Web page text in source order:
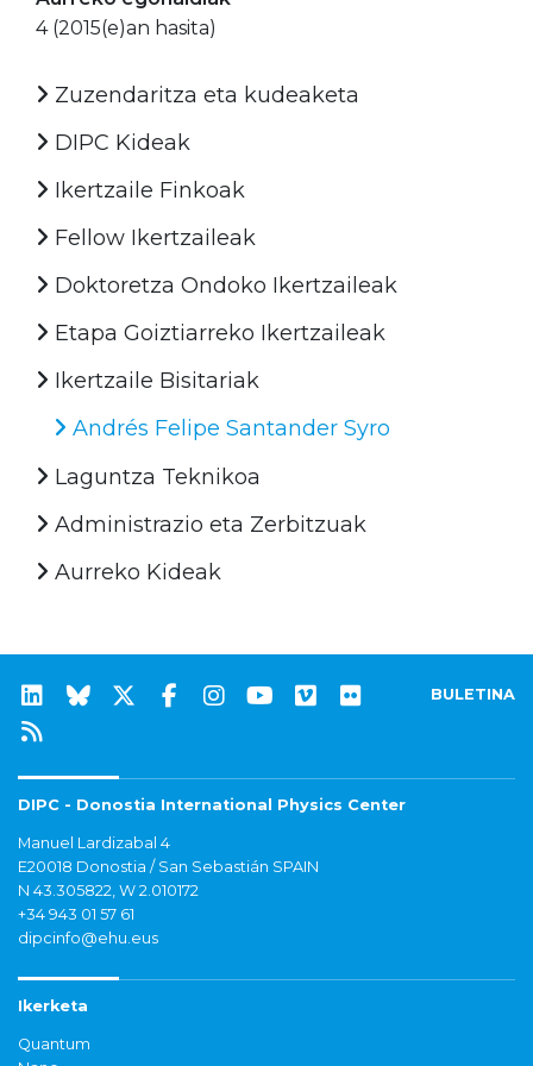
4 (2015(e)an hasita)
Zuzendaritza eta kudeaketa
DIPC Kideak
Ikertzaile Finkoak
Fellow Ikertzaileak
Doktoretza Ondoko Ikertzaileak
Etapa Goiztiarreko Ikertzaileak
Ikertzaile Bisitariak
Andrés Felipe Santander Syro
Laguntza Teknikoa
Administrazio eta Zerbitzuak
Aurreko Kideak
BULETINA
DIPC - Donostia International Physics Center
Manuel Lardizabal 4
E20018 Donostia / San Sebastián SPAIN
N 43.305822, W 2.010172
+34 943 01 57 61
dipcinfo@ehu.eus
Ikerketa
Quantum